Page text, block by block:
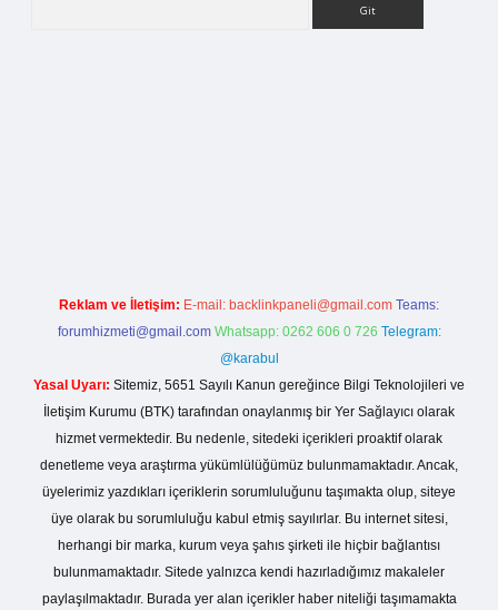
Reklam ve İletişim: E-mail: backlinkpaneli@gmail.com Teams:
forumhizmeti@gmail.com Whatsapp: 0262 606 0 726 Telegram:
@karabul
Yasal Uyarı: Sitemiz, 5651 Sayılı Kanun gereğince Bilgi Teknolojileri ve
İletişim Kurumu (BTK) tarafından onaylanmış bir Yer Sağlayıcı olarak
hizmet vermektedir. Bu nedenle, sitedeki içerikleri proaktif olarak
denetleme veya araştırma yükümlülüğümüz bulunmamaktadır. Ancak,
üyelerimiz yazdıkları içeriklerin sorumluluğunu taşımakta olup, siteye
üye olarak bu sorumluluğu kabul etmiş sayılırlar. Bu internet sitesi,
herhangi bir marka, kurum veya şahıs şirketi ile hiçbir bağlantısı
bulunmamaktadır. Sitede yalnızca kendi hazırladığımız makaleler
paylaşılmaktadır. Burada yer alan içerikler haber niteliği taşımamakta